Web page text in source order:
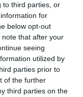
to third parties, or
for
below opt-out
that after your
seeing
utilized by
parties prior to
of the further
third parties on the
noi (ca şi în
state UE, ca
corecţi) pentru
nu sunt
a mass-media.
se poate de